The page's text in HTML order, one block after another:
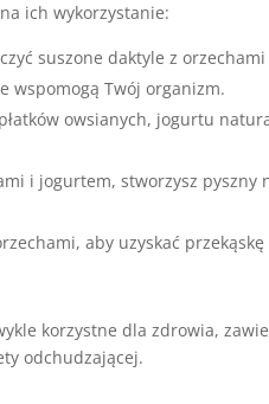
ich wykorzystanie:
suszone daktyle z
wspomogą Twój organizm.
owsianych, jogurtu
i jogurtem, stworzysz pyszny
aby uzyskać
korzystne dla zdrowia,
odchudzającej.